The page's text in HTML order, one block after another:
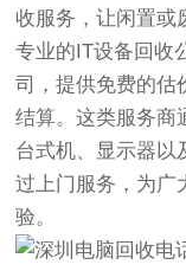
收服务，让闲置或
专业的IT设备回收
司，提供免费的估
结算。这类服务商
台式机、显示器以
过上门服务，为广
验。